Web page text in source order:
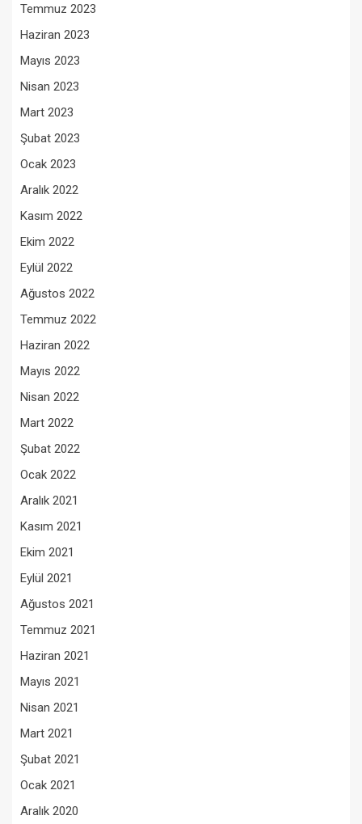
Temmuz 2023
Haziran 2023
Mayıs 2023
Nisan 2023
Mart 2023
Şubat 2023
Ocak 2023
Aralık 2022
Kasım 2022
Ekim 2022
Eylül 2022
Ağustos 2022
Temmuz 2022
Haziran 2022
Mayıs 2022
Nisan 2022
Mart 2022
Şubat 2022
Ocak 2022
Aralık 2021
Kasım 2021
Ekim 2021
Eylül 2021
Ağustos 2021
Temmuz 2021
Haziran 2021
Mayıs 2021
Nisan 2021
Mart 2021
Şubat 2021
Ocak 2021
Aralık 2020